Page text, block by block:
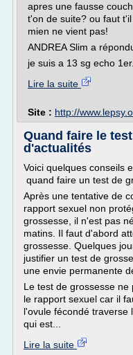
apres une fausse
t'on de suite? ou faut
mien ne vient pas!
ANDREA Slim a
je suis a 13 sg echo
Lire la suite
Site : http://
Quand faire le
d'actualités
Voici quelques conseils
quand faire un test de
Après une tentative de
rapport sexuel non
grossesse, il n'est pas
matins. Il faut d'abord
grossesse. Quelques
justifier un test de
une envie permanente
Le test de grossesse
le rapport sexuel car il
l'ovule fécondé traverse
qui est...
Lire la suite